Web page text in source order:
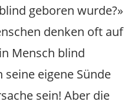
geboren wurde?»
denken oft auf
Mensch blind
eigene Sünde
sein! Aber die